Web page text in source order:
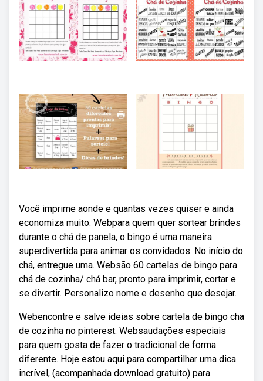
Você imprime aonde e quantas vezes quiser e ainda
economiza muito. Webpara quem quer sortear brindes
durante o chá de panela, o bingo é uma maneira
superdivertida para animar os convidados. No início do
chá, entregue uma. Websão 60 cartelas de bingo para
chá de cozinha/ chá bar, pronto para imprimir, cortar e
se divertir. Personalizo nome e desenho que desejar.
Webencontre e salve ideias sobre cartela de bingo cha
de cozinha no pinterest. Websaudações especiais
para quem gosta de fazer o tradicional de forma
diferente. Hoje estou aqui para compartilhar uma dica
incrível, (acompanhada download gratuito) para.